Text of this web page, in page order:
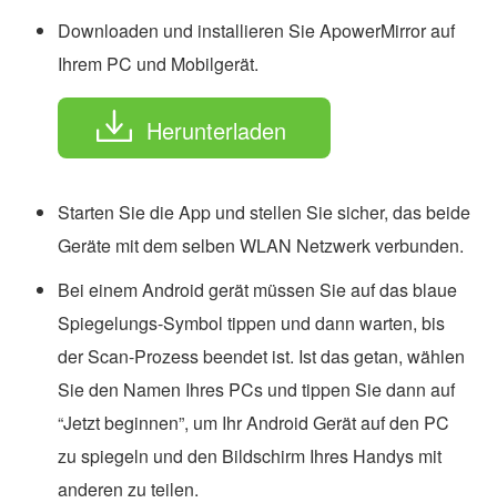
Downloaden und installieren Sie ApowerMirror auf
Ihrem PC und Mobilgerät.
Herunterladen
Starten Sie die App und stellen Sie sicher, das beide
Geräte mit dem selben WLAN Netzwerk verbunden.
Bei einem Android gerät müssen Sie auf das blaue
Spiegelungs-Symbol tippen und dann warten, bis
der Scan-Prozess beendet ist. Ist das getan, wählen
Sie den Namen Ihres PCs und tippen Sie dann auf
“Jetzt beginnen”, um Ihr Android Gerät auf den PC
zu spiegeln und den Bildschirm Ihres Handys mit
anderen zu teilen.